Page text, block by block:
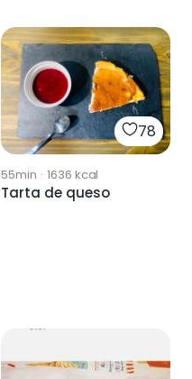
78
55min · 1636 kcal
Tarta de queso